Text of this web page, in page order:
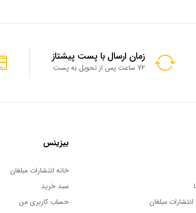
زمان ارسال با پست پیشتاز
72 ساعت پس از تحویل به پست
مبلغان
بیزینس
خانه انتشارات مبلغان
سبد خرید
حساب کاربری من